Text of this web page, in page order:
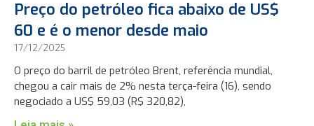
Preço do petróleo fica abaixo de US$
60 e é o menor desde maio
17/12/2025
O preço do barril de petróleo Brent, referência mundial,
chegou a cair mais de 2% nesta terça-feira (16), sendo
negociado a US$ 59,03 (R$ 320,82),